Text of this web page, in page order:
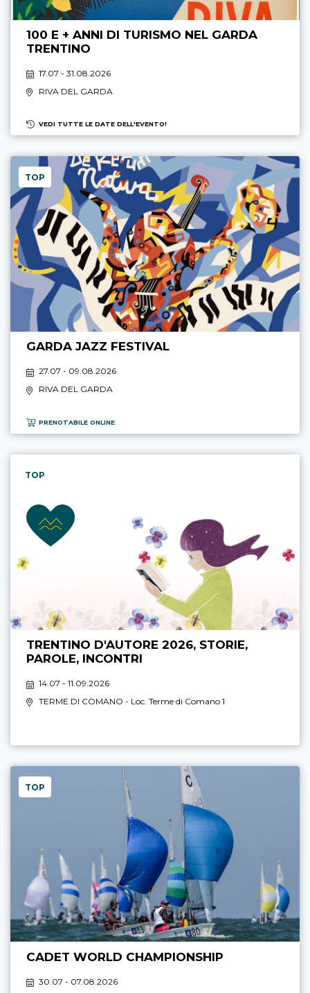
100 E + ANNI DI TURISMO NEL GARDA
TRENTINO
17.07 - 31.08.2026
RIVA DEL GARDA
VEDI TUTTE LE DATE DELL'EVENTO!
TOP
GARDA JAZZ FESTIVAL
27.07 - 09.08.2026
RIVA DEL GARDA
PRENOTABILE ONLINE
TOP
TRENTINO D'AUTORE 2026, STORIE,
PAROLE, INCONTRI
14.07 - 11.09.2026
TERME DI COMANO - Loc. Terme di Comano 1
TOP
CADET WORLD CHAMPIONSHIP
30.07 - 07.08.2026